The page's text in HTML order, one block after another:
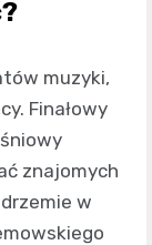
muzyki,
Finałowy
znajomych
w